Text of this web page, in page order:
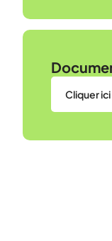
Cliquer ici